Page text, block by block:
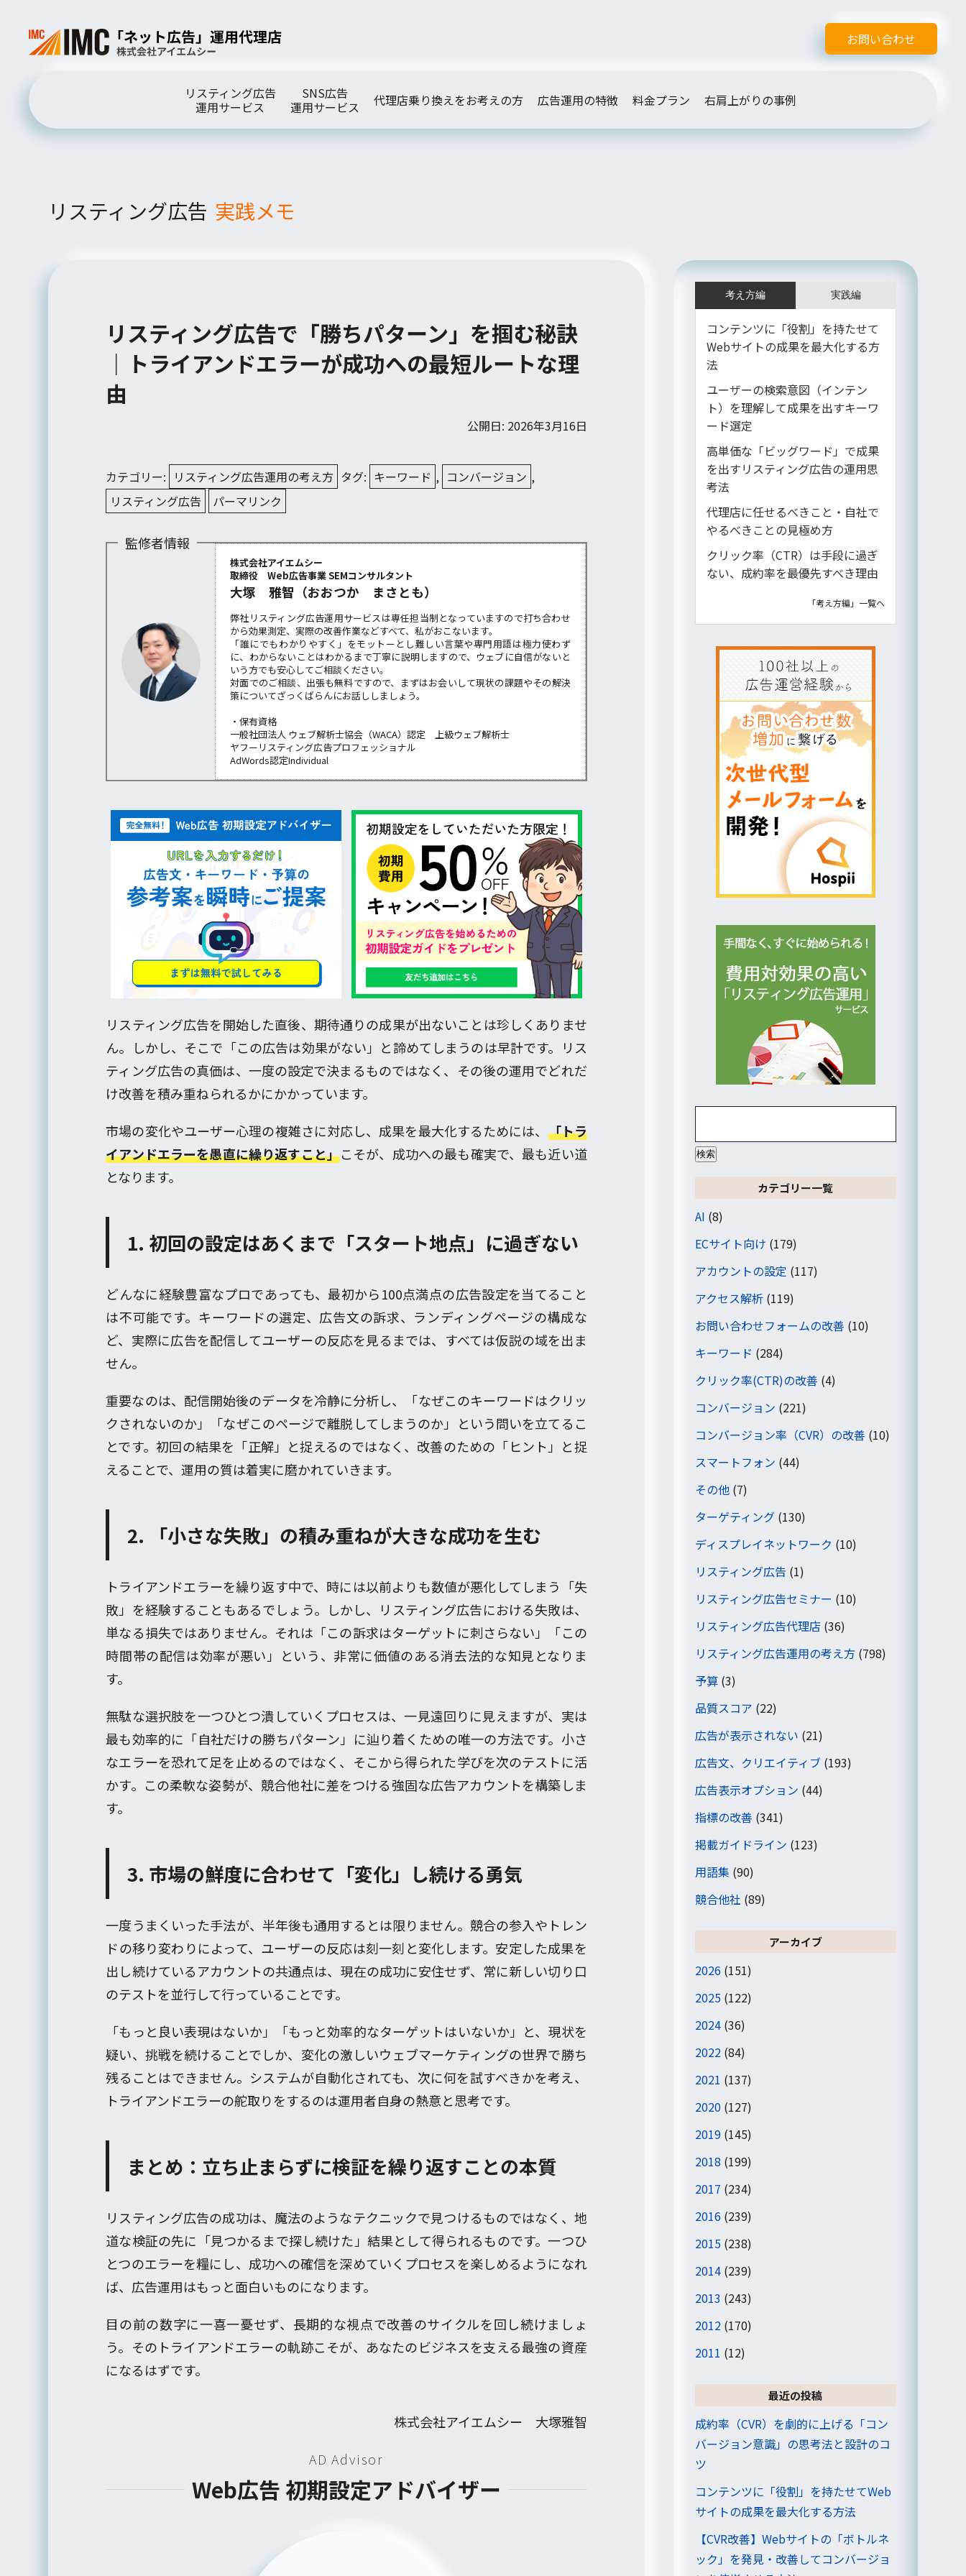
お問い合わせ
リスティング広告
運用サービス
SNS広告
運用サービス
代理店乗り換えをお考えの方 広告運用の特徴 料金プラン 右肩上がりの事例
リスティング広告 実践メモ
リスティング広告で「勝ちパターン」を掴む秘訣
｜トライアンドエラーが成功への最短ルートな理
由
公開日: 2026年3月16日
カテゴリー: リスティング広告運用の考え方 タグ: キーワード , コンバージョン ,
リスティング広告
パーマリンク
監修者情報
株式会社アイエムシー
取締役 Web広告事業 SEMコンサルタント
大塚 雅智（おおつか まさとも）
弊社リスティング広告運用サービスは専任担当制となっていますので打ち合わせ
から効果測定、実際の改善作業などすべて、私がおこないます。
「誰にでもわかりやすく」をモットーとし難しい言葉や専門用語は極力使わず
に、わからないことはわかるまで丁寧に説明しますので、ウェブに自信がないと
いう方でも安心してご相談ください。
対面でのご相談、出張も無料ですので、まずはお会いして現状の課題やその解決
策についてざっくばらんにお話ししましょう。
・保有資格
一般社団法人 ウェブ解析士協会（WACA）認定 上級ウェブ解析士
ヤフーリスティング広告プロフェッショナル
AdWords認定Individual
リスティング広告を開始した直後、期待通りの成果が出ないことは珍しくありませ
ん。しかし、そこで「この広告は効果がない」と諦めてしまうのは早計です。リス
ティング広告の真価は、一度の設定で決まるものではなく、その後の運用でどれだ
け改善を積み重ねられるかにかかっています。
市場の変化やユーザー心理の複雑さに対応し、成果を最大化するためには、 「トラ
イアンドエラーを愚直に繰り返すこと」こそが、成功への最も確実で、最も近い道
となります。
1. 初回の設定はあくまで「スタート地点」に過ぎない
どんなに経験豊富なプロであっても、最初から100点満点の広告設定を当てること
は不可能です。キーワードの選定、広告文の訴求、ランディングページの構成な
ど、実際に広告を配信してユーザーの反応を見るまでは、すべては仮説の域を出ま
せん。
重要なのは、配信開始後のデータを冷静に分析し、「なぜこのキーワードはクリッ
クされないのか」「なぜこのページで離脱してしまうのか」という問いを立てるこ
とです。初回の結果を「正解」と捉えるのではなく、改善のための「ヒント」と捉
えることで、運用の質は着実に磨かれていきます。
2. 「小さな失敗」の積み重ねが大きな成功を生む
トライアンドエラーを繰り返す中で、時には以前よりも数値が悪化してしまう「失
敗」を経験することもあるでしょう。しかし、リスティング広告における失敗は、
単なる損失ではありません。それは「この訴求はターゲットに刺さらない」「この
時間帯の配信は効率が悪い」という、非常に価値のある消去法的な知見となりま
す。
無駄な選択肢を一つひとつ潰していくプロセスは、一見遠回りに見えますが、実は
最も効率的に「自社だけの勝ちパターン」に辿り着くための唯一の方法です。小さ
なエラーを恐れて足を止めるのではなく、そこから得られた学びを次のテストに活
かす。この柔軟な姿勢が、競合他社に差をつける強固な広告アカウントを構築しま
す。
3. 市場の鮮度に合わせて「変化」し続ける勇気
一度うまくいった手法が、半年後も通用するとは限りません。競合の参入やトレン
ドの移り変わりによって、ユーザーの反応は刻一刻と変化します。安定した成果を
出し続けているアカウントの共通点は、現在の成功に安住せず、常に新しい切り口
のテストを並行して行っていることです。
「もっと良い表現はないか」「もっと効率的なターゲットはいないか」と、現状を
疑い、挑戦を続けることでしか、変化の激しいウェブマーケティングの世界で勝ち
残ることはできません。システムが自動化されても、次に何を試すべきかを考え、
トライアンドエラーの舵取りをするのは運用者自身の熱意と思考です。
まとめ：立ち止まらずに検証を繰り返すことの本質
リスティング広告の成功は、魔法のようなテクニックで見つけるものではなく、地
道な検証の先に「見つかるまで探し続けた」結果として得られるものです。一つひ
とつのエラーを糧にし、成功への確信を深めていくプロセスを楽しめるようになれ
ば、広告運用はもっと面白いものになります。
目の前の数字に一喜一憂せず、長期的な視点で改善のサイクルを回し続けましょ
う。そのトライアンドエラーの軌跡こそが、あなたのビジネスを支える最強の資産
になるはずです。
株式会社アイエムシー 大塚雅智
AD Advisor
Web広告 初期設定アドバイザー
考え方編 実践編
コンテンツに「役割」を持たせて
Webサイトの成果を最大化する方
法
ユーザーの検索意図（インテン
ト）を理解して成果を出すキーワ
ード選定
高単価な「ビッグワード」で成果
を出すリスティング広告の運用思
考法
代理店に任せるべきこと・自社で
やるべきことの見極め方
クリック率（CTR）は手段に過ぎ
ない、成約率を最優先すべき理由
「考え方編」一覧へ
カテゴリー一覧
AI (8)
ECサイト向け (179)
アカウントの設定 (117)
アクセス解析(119)
お問い合わせフォームの改善 (10)
キーワード (284)
クリック率(CTR)の改善 (4)
コンバージョン (221)
コンバージョン率（CVR）の改善 (10)
スマートフォン (44)
その他(7)
ターゲティング(130)
ディスプレイネットワーク (10)
リスティング広告 (1)
リスティング広告セミナー (10)
リスティング広告代理店(36)
リスティング広告運用の考え方(798)
予算(3)
品質スコア (22)
広告が表示されない (21)
広告文、クリエイティブ(193)
広告表示オプション (44)
指標の改善 (341)
掲載ガイドライン (123)
用語集 (90)
競合他社 (89)
アーカイブ
2026(151)
2025(122)
2024(36)
2022(84)
2021 (137)
2020(127)
2019(145)
2018 (199)
2017 (234)
2016(239)
2015(238)
2014(239)
2013 (243)
2012(170)
2011 (12)
最近の投稿
成約率（CVR）を劇的に上げる「コン
バージョン意識」の思考法と設計のコ
ツ
コンテンツに「役割」を持たせてWeb
サイトの成果を最大化する方法
【CVR改善】Webサイトの「ボトルネ
ック」を発見・改善してコンバージョ